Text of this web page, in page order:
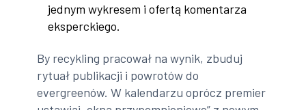
jednym wykresem i ofertą komentarza
eksperckiego.
By recykling pracował na wynik, zbuduj
rytuał publikacji i powrotów do
evergreenów. W kalendarzu oprócz premier